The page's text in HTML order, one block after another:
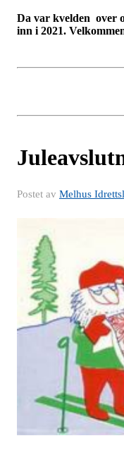
Da var kvelden over
inn i 2021.
Postet av Melhus